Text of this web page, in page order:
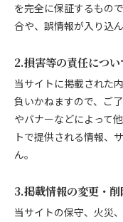
を完全に保証するもの
合や、誤情報が入り込
2.損害等の責任につい
当サイトに掲載された
負いかねますので、ご
やバナーなどによって
トで提供される情報、
ん。
3.掲載情報の変更・
当サイトの保守、火災